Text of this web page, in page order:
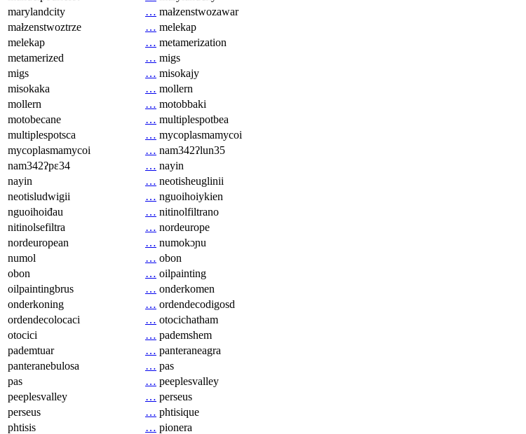
marylandcity
… małzenstwozawar
małzenstwoztrze
… melekap
melekap
… metamerization
metamerized
… migs
migs
… misokajy
misokaka
… mollern
mollern
… motobbaki
motobecane
… multiplespotbea
multiplespotsca
… mycoplasmamycoi
mycoplasmamycoi
… nam342ʔlun35
nam342ʔpɛ34
… nayin
nayin
… neotisheuglinii
neotisludwigii
… nguoihoiykien
nguoihoiđau
… nitinolfiltrano
nitinolsefiltra
… nordeurope
nordeuropean
… numokɔɲu
numol
… obon
obon
… oilpainting
oilpaintingbrus
… onderkomen
onderkoning
… ordendecodigosd
ordendecolocaci
… otocichatham
otocici
… pademshem
pademtuar
… panteraneagra
panteranebulosa
… pas
pas
… peeplesvalley
peeplesvalley
… perseus
perseus
… phtisique
phtisis
… pionera